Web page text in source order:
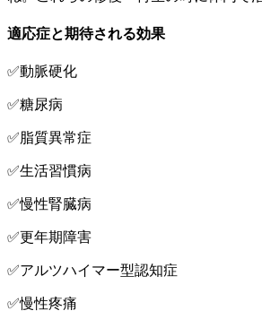
適応症と期待される効果
✅動脈硬化
✅糖尿病
✅脂質異常症
✅生活習慣病
✅慢性腎臓病
✅更年期障害
✅アルツハイマー型認知症
✅慢性疼痛